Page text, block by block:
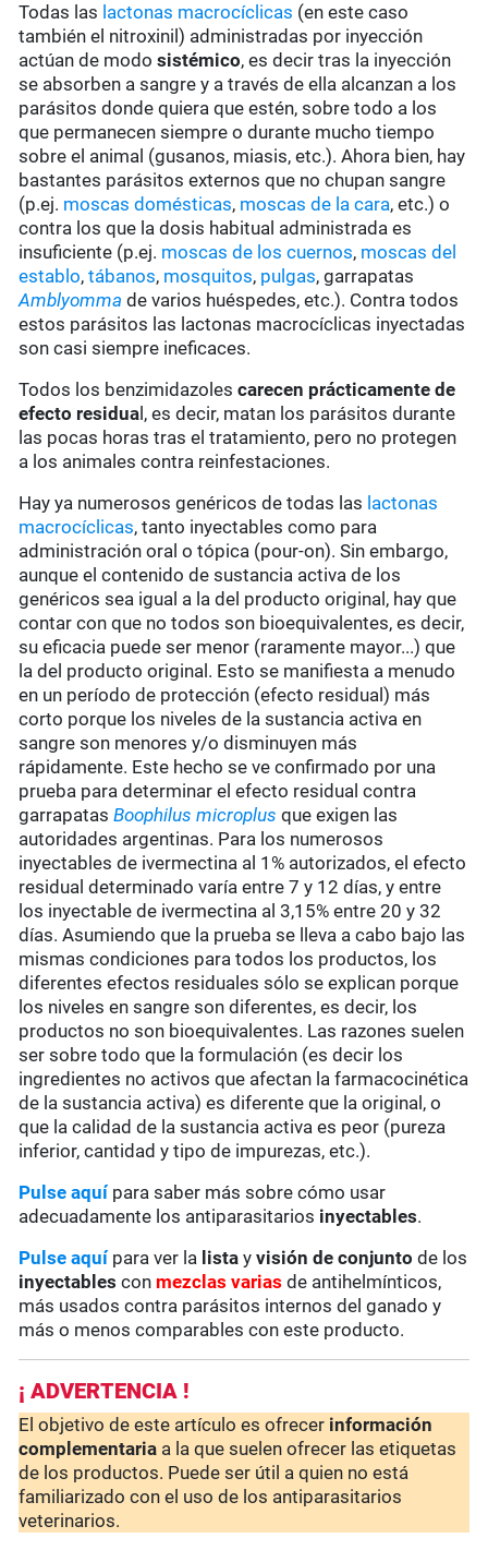
Todas las lactonas macrocíclicas (en este caso
también el nitroxinil) administradas por inyección
actúan de modosistémico, es decir tras la inyección
se absorben a sangre y a través de ella alcanzan a los
parásitos donde quiera que estén, sobre todo a los
que permanecen siempre o durante mucho tiempo
sobre el animal (gusanos, miasis, etc.). Ahora bien, hay
bastantes parásitos externos que no chupan sangre
(p.ej. moscas domésticas, moscas de la cara, etc.) o
contra los que la dosis habitual administrada es
insuficiente (p.ej. moscas de los cuernos, moscas del
establo,tábanos, mosquitos, pulgas, garrapatas
Amblyomma de varios huéspedes, etc.). Contra todos
estos parásitos las lactonas macrocíclicas inyectadas
son casi siempre ineficaces.
Todos los benzimidazolescarecen prácticamente de
efecto residua l, es decir, matan los parásitos durante
las pocas horas tras el tratamiento, pero no protegen
a los animales contra reinfestaciones.
Hay ya numerosos genéricos de todas las lactonas
macrocíclicas, tanto inyectables como para
administración oral o tópica (pour-on). Sin embargo,
aunque el contenido de sustancia activa de los
genéricos sea igual a la del producto original, hay que
contar con que no todos son bioequivalentes, es decir,
su eficacia puede ser menor (raramente mayor...) que
la del producto original. Esto se manifiesta a menudo
en un período de protección (efecto residual) más
corto porque los niveles de la sustancia activa en
sangre son menores y/o disminuyen más
rápidamente. Este hecho se ve confirmado por una
prueba para determinar el efecto residual contra
garrapatasBoophilus microplus que exigen las
autoridades argentinas. Para los numerosos
inyectables de ivermectina al 1% autorizados, el efecto
residual determinado varía entre 7 y 12 días, y entre
los inyectable de ivermectina al 3,15% entre 20 y 32
días. Asumiendo que la prueba se lleva a cabo bajo las
mismas condiciones para todos los productos, los
diferentes efectos residuales sólo se explican porque
los niveles en sangre son diferentes, es decir, los
productos no son bioequivalentes. Las razones suelen
ser sobre todo que la formulación (es decir los
ingredientes no activos que afectan la farmacocinética
de la sustancia activa) es diferente que la original, o
que la calidad de la sustancia activa es peor (pureza
inferior, cantidad y tipo de impurezas, etc.).
Pulse aquípara saber más sobre cómo usar
adecuadamente los antiparasitarios inyectables.
Pulse aquí para ver la lista yvisión de conjunto de los
inyectables con mezclas varias de antihelmínticos,
más usados contra parásitos internos del ganado y
más o menos comparables con este producto.
¡ ADVERTENCIA !
El objetivo de este artículo es ofrecer información
complementaria a la que suelen ofrecer las etiquetas
de los productos. Puede ser útil a quien no está
familiarizado con el uso de los antiparasitarios
veterinarios.